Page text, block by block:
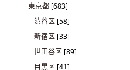
東京都 [683]
渋谷区 [58]
新宿区 [33]
世田谷区 [89]
目黒区 [41]